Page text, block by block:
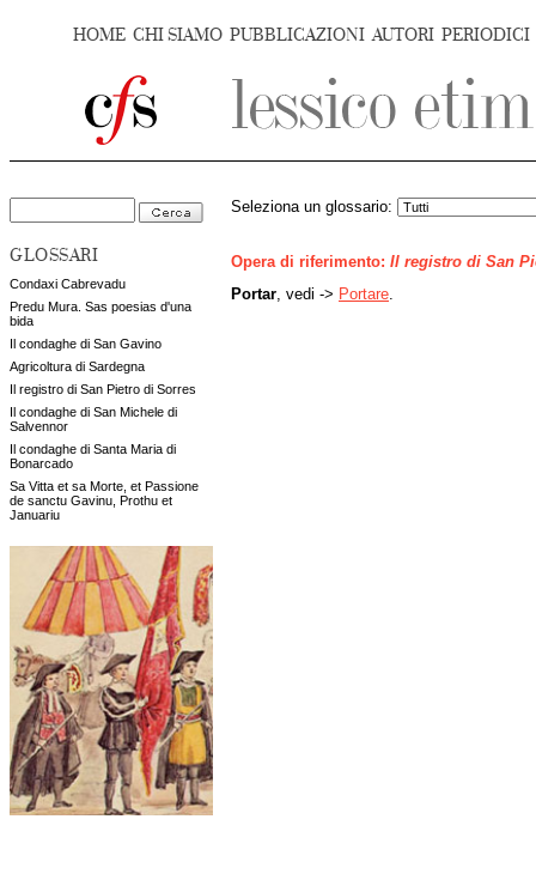
HOME CHI SIAMO PUBBLICAZIONI AUTORI PERIODICI
GLOSSARI
Condaxi Cabrevadu
Predu Mura. Sas poesias d'una
bida
Il condaghe di San Gavino
Agricoltura di Sardegna
Il registro di San Pietro di Sorres
Il condaghe di San Michele di
Salvennor
Il condaghe di Santa Maria di
Bonarcado
Sa Vitta et sa Morte, et Passione
de sanctu Gavinu, Prothu et
Januariu
Seleziona un glossario:
Opera di riferimento: Il registro di San
Portar , vedi -> Portare